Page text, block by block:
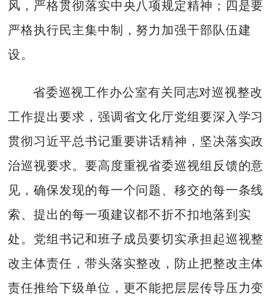
风，严格贯彻落实中央八项规定精神；四是要
严格执行民主集中制，努力加强干部队伍建
设。
省委巡视工作办公室有关同志对巡视整改
工作提出要求，强调省文化厅党组要深入学习
贯彻习近平总书记重要讲话精神，坚决落实政
治巡视要求。要高度重视省委巡视组反馈的意
见，确保发现的每一个问题、移交的每一条线
索、提出的每一项建议都不折不扣地落到实
处。党组书记和班子成员要切实承担起巡视整
改主体责任，带头落实整改，防止把整改主体
责任推给下级单位，更不能把层层传导压力变